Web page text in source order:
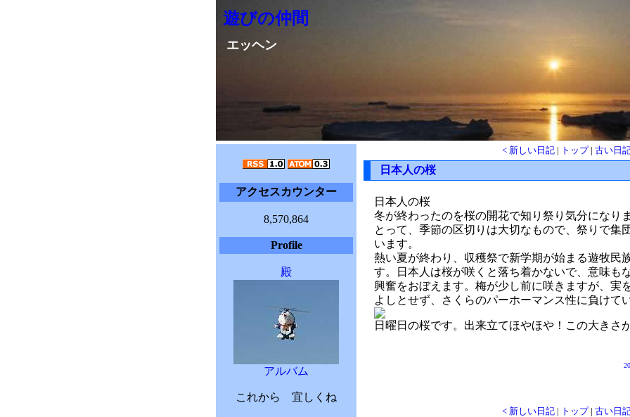
遊びの仲間
エッヘン
アクセスカウンター
8,570,864
Profile
殿
アルバム
これから 宜しくね
< 新しい日記| トップ| 古い日
日本人の桜
日本人の桜
冬が終わったのを桜の開花で知り祭り気分になり
とって、季節の区切りは大切なもので、祭りで集
います。
熱い夏が終わり、収穫祭で新学期が始まる遊牧民
す。日本人は桜が咲くと落ち着かないで、意味も
興奮をおぼえます。梅が少し前に咲きますが、実
よしとせず、さくらのパーホーマンス性に負けて
日曜日の桜です。出来立てほやほや！この大きさ
< 新しい日記| トップ| 古い日